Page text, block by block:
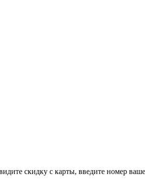
скидку с карты, введите номер